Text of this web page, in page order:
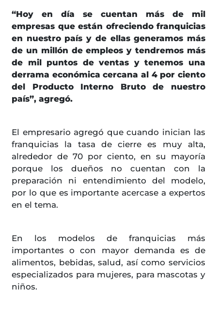
“Hoy en día se cuentan más de mil
empresas que están ofreciendo franquicias
en nuestro país y de ellas generamos más
de un millón de empleos y tendremos más
de mil puntos de ventas y tenemos una
derrama económica cercana al 4 por ciento
del Producto Interno Bruto de nuestro
país”, agregó.
El empresario agregó que cuando inician las
franquicias la tasa de cierre es muy alta,
alrededor de 70 por ciento, en su mayoría
porque los dueños no cuentan con la
preparación ni entendimiento del modelo,
por lo que es importante acercase a expertos
en el tema.
En los modelos de franquicias más
importantes o con mayor demanda es de
alimentos, bebidas, salud, así como servicios
especializados para mujeres, para mascotas y
niños.